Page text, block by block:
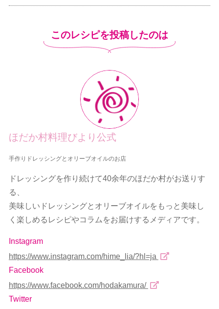
このレシピを投稿したのは
ほだか村料理びより公式
手作りドレッシングとオリーブオイルのお店
ドレッシングを作り続けて40余年のほだか村がお送りす
る、
美味しいドレッシングとオリーブオイルをもっと美味し
く楽しめるレシピやコラムをお届けするメディアです。
Instagram
https://www.instagram.com/hime_lia/?hl=ja
Facebook
https://www.facebook.com/hodakamura/
Twitter